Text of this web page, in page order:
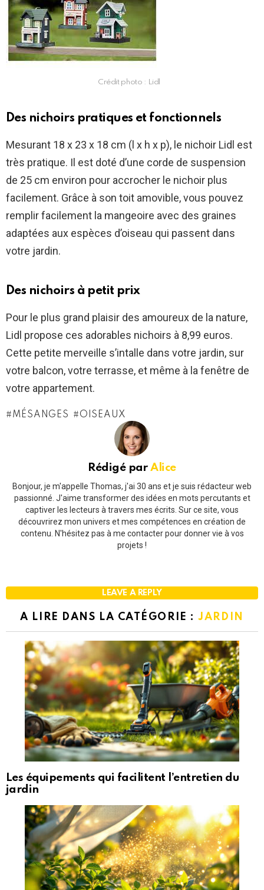
Crédit photo : Lidl
Des nichoirs pratiques et fonctionnels
Mesurant 18 x 23 x 18 cm (l x h x p), le nichoir Lidl est
très pratique. Il est doté d’une corde de suspension
de 25 cm environ pour accrocher le nichoir plus
facilement. Grâce à son toit amovible, vous pouvez
remplir facilement la mangeoire avec des graines
adaptées aux espèces d’oiseau qui passent dans
votre jardin.
Des nichoirs à petit prix
Pour le plus grand plaisir des amoureux de la nature,
Lidl propose ces adorables nichoirs à 8,99 euros.
Cette petite merveille s’intalle dans votre jardin, sur
votre balcon, votre terrasse, et même à la fenêtre de
votre appartement.
MÉSANGES OISEAUX
Rédigé parAlice
Bonjour, je m'appelle Thomas, j'ai 30 ans et je suis rédacteur web
passionné. J'aime transformer des idées en mots percutants et
captiver les lecteurs à travers mes écrits. Sur ce site, vous
découvrirez mon univers et mes compétences en création de
contenu. N'hésitez pas à me contacter pour donner vie à vos
projets !
LEAVE A REPLY
A LIRE DANS LA CATÉGORIE :JARDIN
Les équipements qui facilitent l’entretien du
jardin